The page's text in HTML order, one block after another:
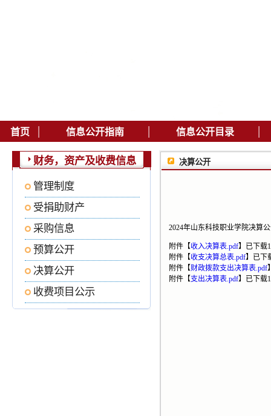
首页 | 信息公开指南 | 信息公开目录 |
财务，资产及收费信息
管理制度
受捐助财产
采购信息
预算公开
决算公开
收费项目公示
决算公开
2024年山东科技职业学院决算
附件【收入决算表.pdf】 已下载
附件【收支决算总表.pdf】 已下
附件【财政拨款支出决算表.pdf
附件【支出决算表.pdf】 已下载